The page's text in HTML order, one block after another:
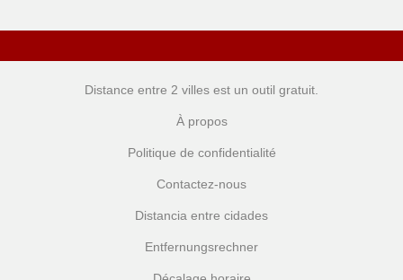
Distance entre 2 villes est un outil gratuit.
À propos
Politique de confidentialité
Contactez-nous
Distancia entre cidades
Entfernungsrechner